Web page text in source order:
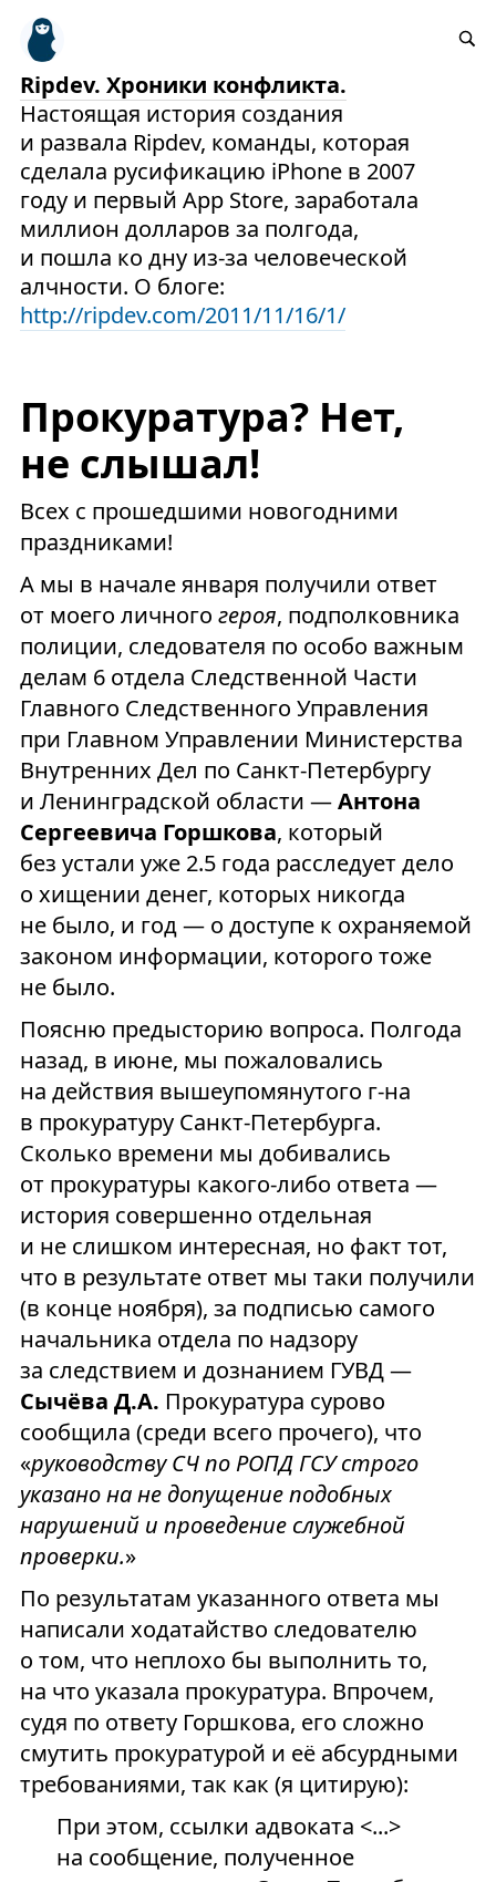
Ripdev. Хроники конфликта.
Настоящая история создания
и развала Ripdev, команды, которая
сделала русификацию iPhone в 2007
году и первый App Store, заработала
миллион долларов за полгода,
и пошла ко дну из-за человеческой
алчности. О блоге:
http://ripdev.com/2011/11/16/1/
Прокуратура? Нет,
не слышал!
Всех с прошедшими новогодними
праздниками!
А мы в начале января получили ответ
от моего личного героя, подполковника
полиции, следователя по особо важным
делам 6 отдела Следственной Части
Главного Следственного Управления
при Главном Управлении Министерства
Внутренних Дел по Санкт-Петербургу
и Ленинградской области —Антона
Сергеевича Горшкова, который
без устали уже 2.5 года расследует дело
о хищении денег, которых никогда
не было, и год — о доступе к охраняемой
законом информации, которого тоже
не было.
Поясню предысторию вопроса. Полгода
назад, в июне, мы пожаловались
на действия вышеупомянутого г-на
в прокуратуру Санкт-Петербурга.
Сколько времени мы добивались
от прокуратуры какого-либо ответа —
история совершенно отдельная
и не слишком интересная, но факт тот,
что в результате ответ мы таки получили
(в конце ноября), за подписью самого
начальника отдела по надзору
за следствием и дознанием ГУВД —
Сычёва Д.А. Прокуратура сурово
сообщила (среди всего прочего), что
«руководству СЧ по РОПД ГСУ строго
указано на не допущение подобных
нарушений и проведение служебной
проверки.»
По результатам указанного ответа мы
написали ходатайство следователю
о том, что неплохо бы выполнить то,
на что указала прокуратура. Впрочем,
судя по ответу Горшкова, его сложно
смутить прокуратурой и её абсурдными
требованиями, так как (я цитирую):
При этом, ссылки адвоката <...>
на сообщение, полученное